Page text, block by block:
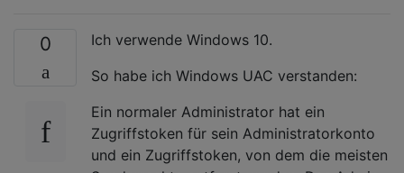
0
Ich verwende Windows 10.
So habe ich Windows UAC verstanden:
Ein normaler Administrator hat ein
Zugriffstoken für sein Administratorkonto
und ein Zugriffstoken, von dem die meisten